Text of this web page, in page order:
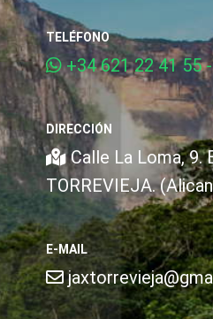
TELÉFONO
+34 621 22 41 55
DIRECCIÓN
Calle La Loma, 9.
TORREVIEJA.
E-MAIL